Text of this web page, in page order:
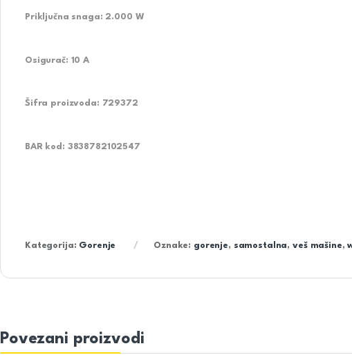
Priključna snaga: 2.000 W
Osigurač: 10 A
Šifra proizvoda: 729372
BAR kod: 3838782102547
Kategorija: Gorenje Oznake: gorenje, samostalna,veš mašine,
Povezani proizvodi